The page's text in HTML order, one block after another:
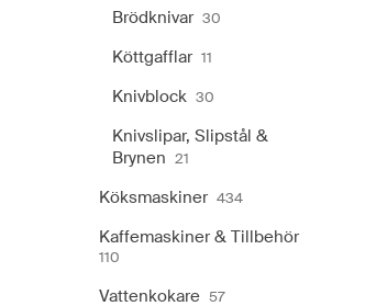
Brödknivar 30
Köttgafflar 11
Knivblock 30
Knivslipar, Slipstål &
Brynen 21
Köksmaskiner 434
Kaffemaskiner & Tillbehör
110
Vattenkokare 57